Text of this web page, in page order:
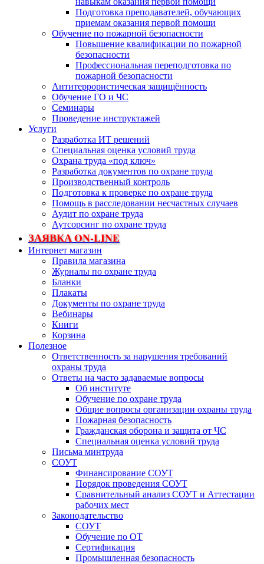
Подготовка преподавателей, обучающих
приемам оказания первой помощи
Обучение по пожарной безопасности
Повышение квалификации по пожарной
безопасности
Профессиональная переподготовка по
пожарной безопасности
Антитеррористическая защищённость
Обучение ГО и ЧС
Семинары
Проведение инструктажей
Услуги
Разработка ИТ решений
Специальная оценка условий труда
Охрана труда «под ключ»
Разработка документов по охране труда
Производственный контроль
Подготовка к проверке по охране труда
Помощь в расследовании несчастных случаев
Аудит по охране труда
Аутсорсинг по охране труда
ЗАЯВКА ON-LINE
Интернет магазин
Правила магазина
Журналы по охране труда
Бланки
Плакаты
Документы по охране труда
Вебинары
Книги
Корзина
Полезное
Ответственность за нарушения требований
охраны труда
Ответы на часто задаваемые вопросы
Об институте
Обучение по охране труда
Общие вопросы организации охраны труда
Пожарная безопасность
Гражданская оборона и защита от ЧС
Специальная оценка условий труда
Письма минтруда
СОУТ
Финансирование СОУТ
Порядок проведения СОУТ
Сравнительный анализ СОУТ и Аттестации
рабочих мест
Законодательство
СОУТ
Обучение по ОТ
Сертификация
Промышленная безопасность